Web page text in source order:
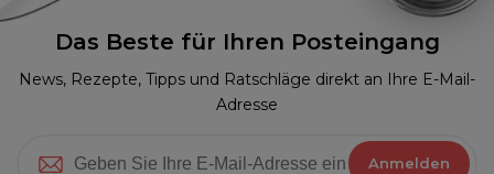
Das Beste für Ihren Posteingang
News, Rezepte, Tipps und Ratschläge direkt an Ihre E-Mail-
Adresse
Anmelden